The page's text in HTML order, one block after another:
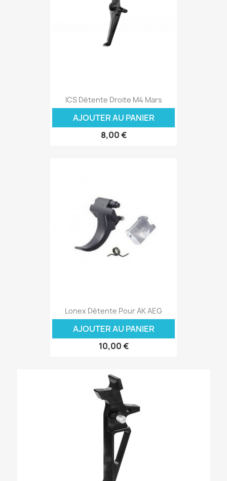
ICS Détente Droite M4 Mars
AJOUTER AU PANIER
8,00 €
Lonex Détente Pour AK AEG
AJOUTER AU PANIER
10,00 €